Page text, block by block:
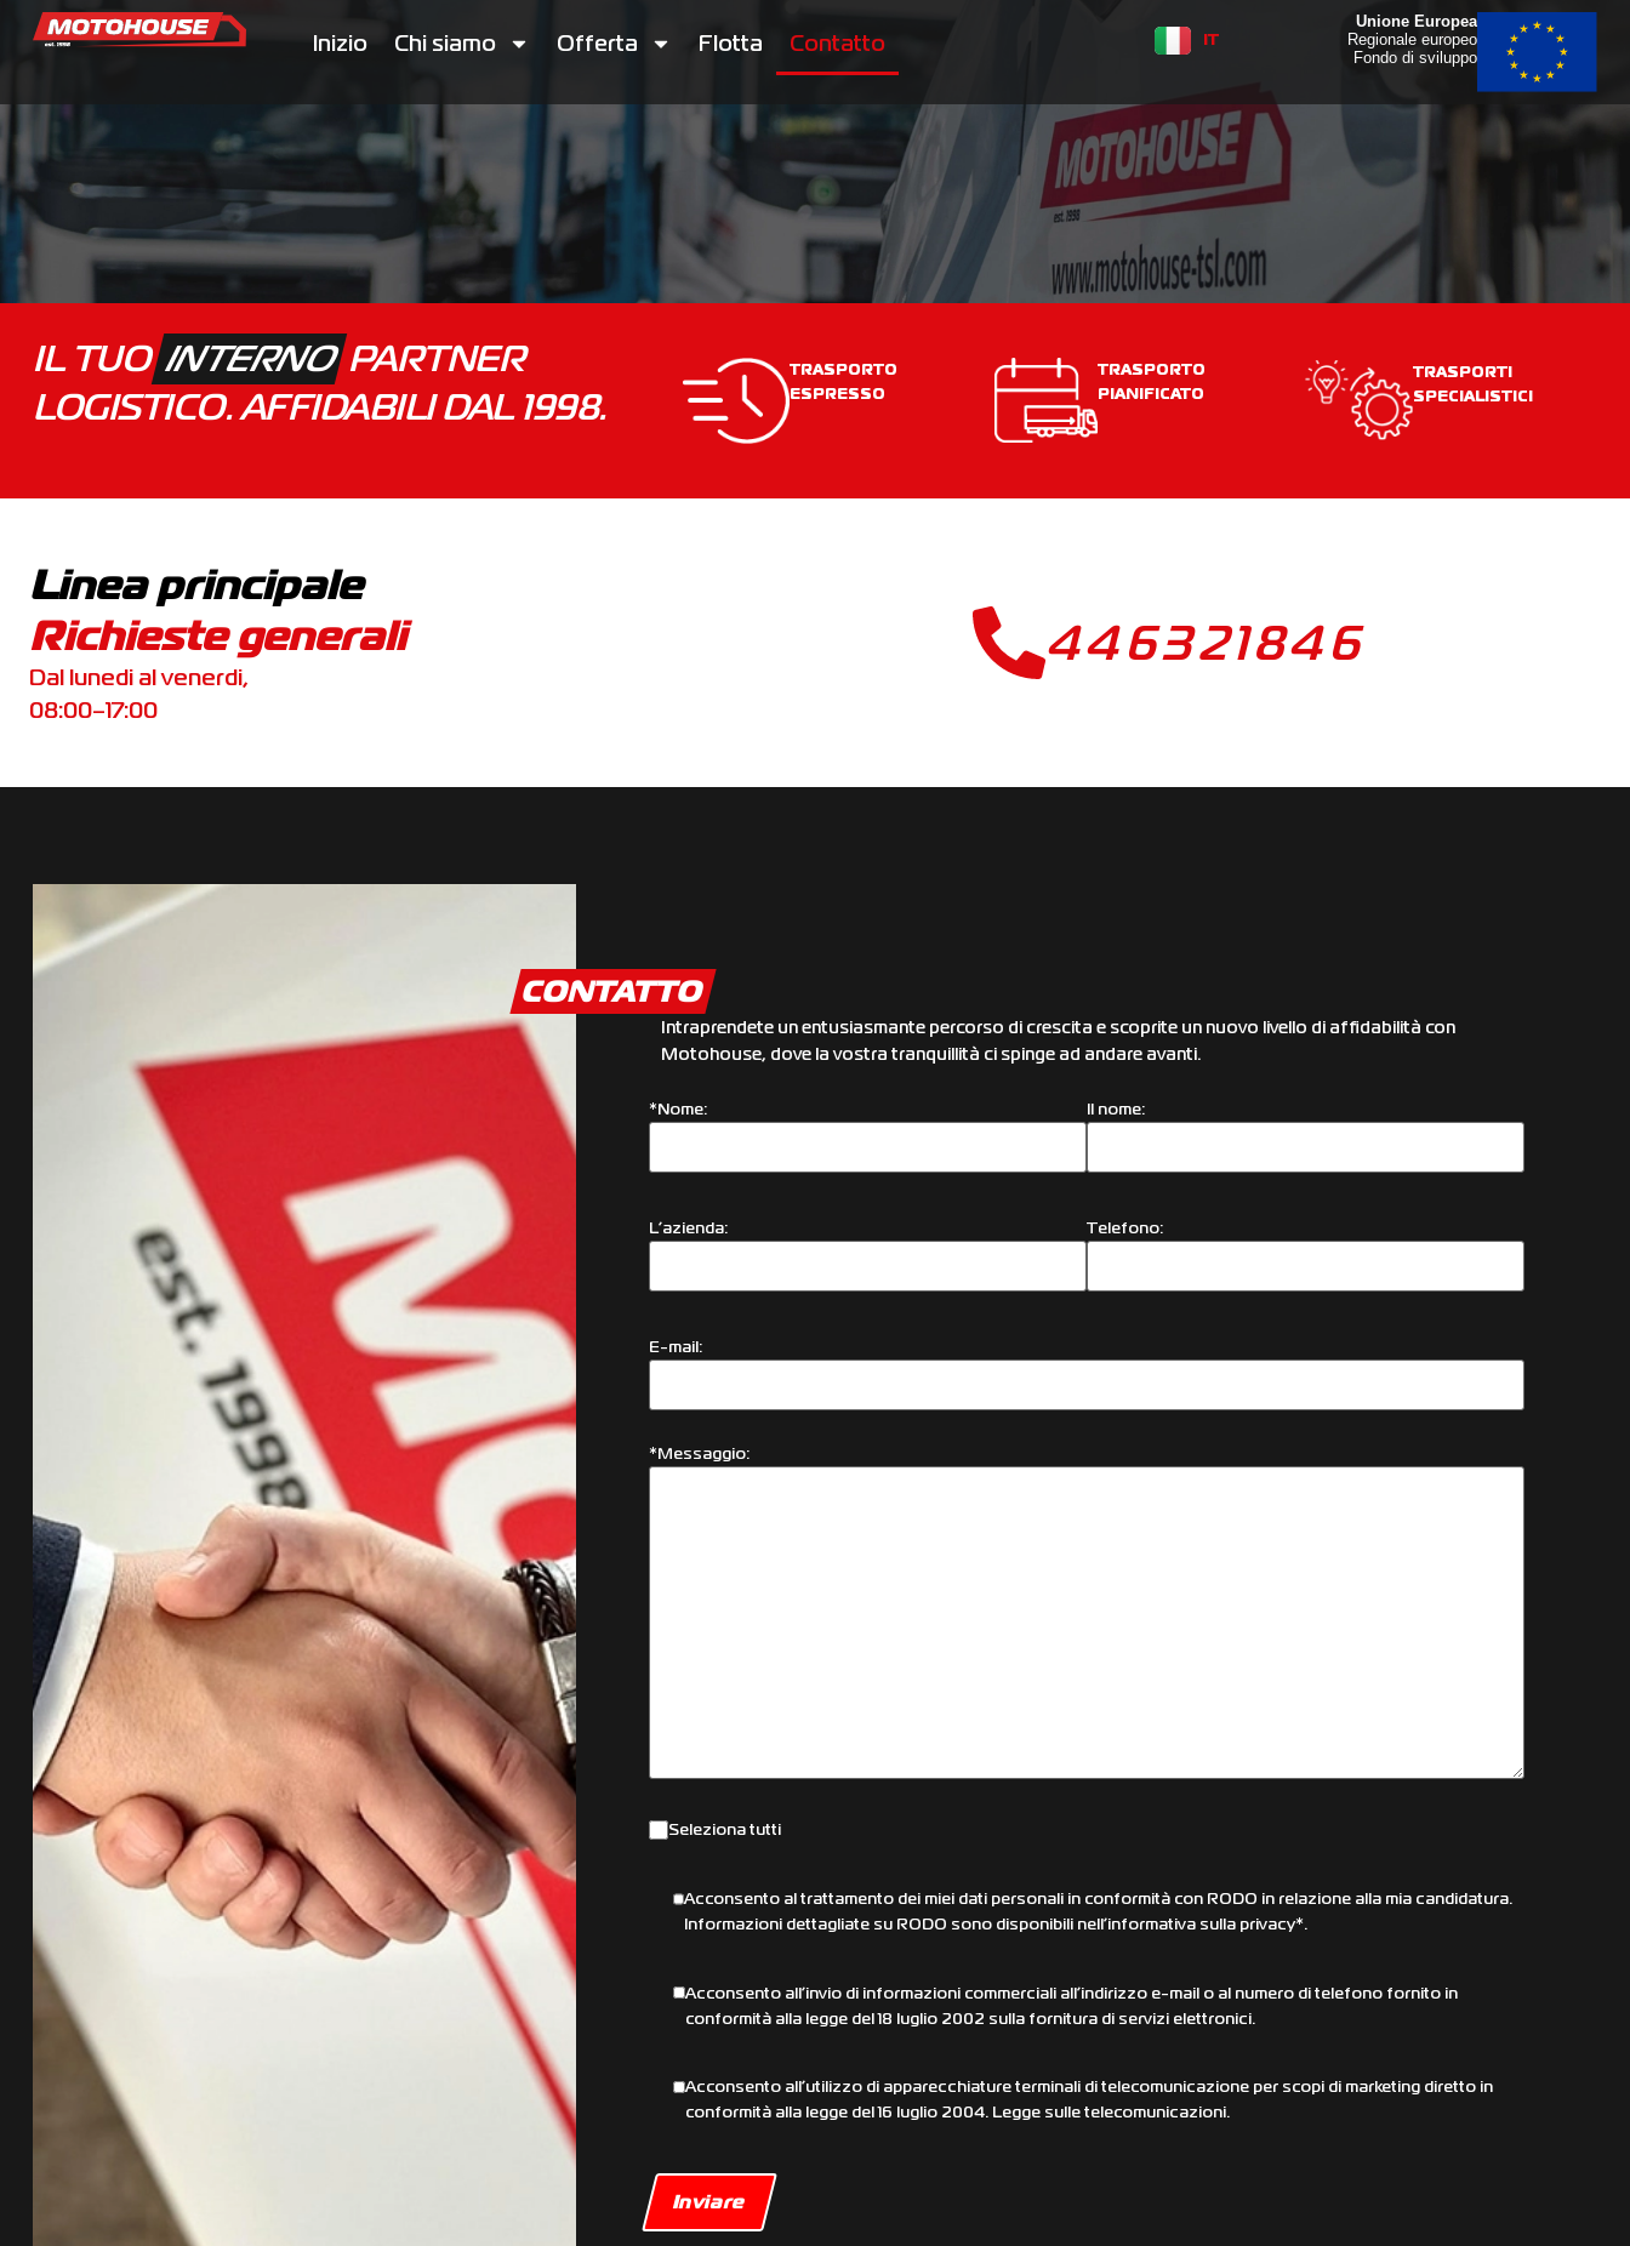
Inizio Chi siamo Offerta Flotta Contatto IT
FR
Unione Europea
Regionale europeo
Fondo di sviluppo
IL TUOINTERNOPARTNER
LOGISTICO. AFFIDABILI DAL 1998.
TRASPORTO
ESPRESSO
TRASPORTO
PIANIFICATO
TRASPORTI
SPECIALISTICI
Linea principale
Richieste generali
Dal lunedi al venerdi,
08:00–17:00
446321846
CONTATTO
Intraprendete un entusiasmante percorso di crescita e scoprite un nuovo livello di affidabilità con
Motohouse, dove la vostra tranquillità ci spinge ad andare avanti.
*Nome: Il nome:
L’azienda: Telefono:
E-mail:
*Messaggio:
Seleziona tutti
Acconsento al trattamento dei miei dati personali in conformità con RODO in relazione alla mia candidatura.
Informazioni dettagliate su RODO sono disponibili nell’informativa sulla privacy*.
Acconsento all’invio di informazioni commerciali all’indirizzo e-mail o al numero di telefono fornito in
conformità alla legge del 18 luglio 2002 sulla fornitura di servizi elettronici.
Acconsento all’utilizzo di apparecchiature terminali di telecomunicazione per scopi di marketing diretto in
conformità alla legge del 16 luglio 2004. Legge sulle telecomunicazioni.